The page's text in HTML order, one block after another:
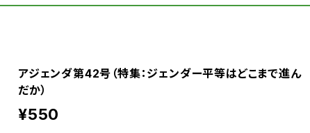
アジェンダ第42号（特集：ジェンダー平等はどこまで進ん
だか）
¥550